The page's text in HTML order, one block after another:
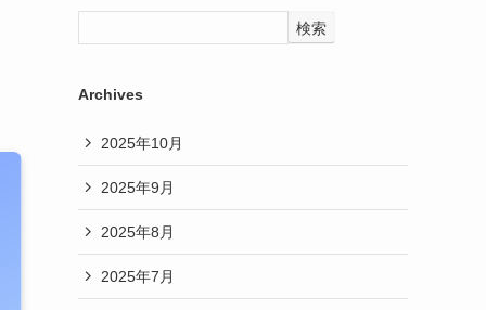
検索
Archives
2025年10月
2025年9月
2025年8月
2025年7月